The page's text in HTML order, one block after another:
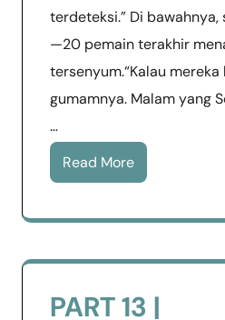
terdeteksi.” Di
—20 pemain terakhir
tersenyum.“Kalau mereka
gumamnya. Malam yang
…
Read More
PART 13 |